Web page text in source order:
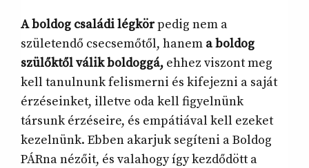
A boldog családi légkörpedig nem a
születendő csecsemőtől, hanem a boldog
szülőktől válik boldoggá, ehhez viszont meg
kell tanulnunk felismerni és kifejezni a saját
érzéseinket, illetve oda kell figyelnünk
társunk érzéseire, és empátiával kell ezeket
kezelnünk. Ebben akarjuk segíteni a Boldog
PÁRna nézőit, és valahogy így kezdődött a